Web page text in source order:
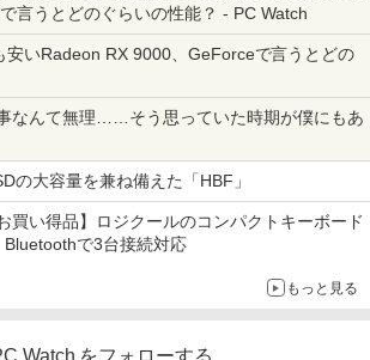
￥250
On My Road (Stadium ver.)
￥250
by Amazon 天然水ラベルレス 2L×9本
￥1,117
みきった日本の水 2L 8本 ラベルレス [ ケース
] [ 水 ] [ ペットボトル ] [ 箱買い ] [ ストック
] [ 水分補給 ]
￥572
スーパーの裏でヤニ吸うふたり 9巻 (デジタル
￥810
0日保証 送料無料
￥15,980
パソコン テンキー/DVD/WEBカメラ内蔵
第8世代Core i3/i5 Core i7 最大メモリ16
GB 新品SSD256GB 東芝 NEC有名メー
カー15.6型 DVD内蔵 15.6インチ HDMI P
olaris Office搭載 最新MicrosoftOffice2
ンス】GMKtec G10 ミニPC【AMD Ryz
en 5 3500U DDR4 16GB 512GB/256GB/
Windows11 Pro 8K/4K 3画面出力 LAN *
2 WiFi5 Bluetooth5.0 Nucbox みにpc
Ryzen 5 N95/N97/N100/4300U/N150よ
り高性能
￥9,480
【3年保証】PS5対応 23.8型 液晶モニタ
ー フルHD IPS リフレッシュレート 100H
ター 液晶 液晶モニター 液晶ディスプレ
イ 23.8インチ パソコンモニター 新品 Fe
uVision FSID24BF0SI フュービジョン
ゲーミングモニター
￥20,585
オレンジページ 2026 10/17号増刊＜グレ
￥1,689
細胞の分子生物学 [ 中村 桂子 ]
言うとどのぐらいの性能？ - PC Watch
安いRadeon RX 9000、GeForceで言うとどの
なんて無理……そう思っていた時期が僕にもあ
の大容量を兼ね備えた「HBF」
買い得品】ロジクールのコンパクトキーボード
で3台接続対応
もっと見る